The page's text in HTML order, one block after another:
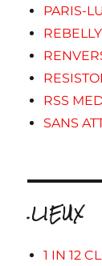
PARIS-
RSS
SANS
.LIEUX
1 IN 12